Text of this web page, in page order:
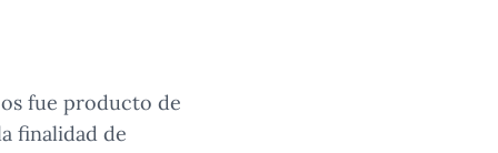
fue producto de
finalidad de